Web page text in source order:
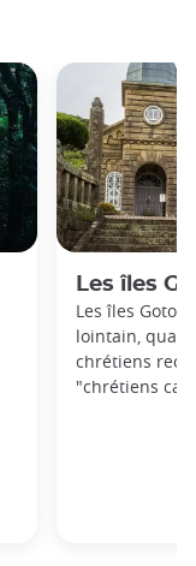
Les îles
Les îles Goto,
lointain, quasi
chrétiens
"chrétiens